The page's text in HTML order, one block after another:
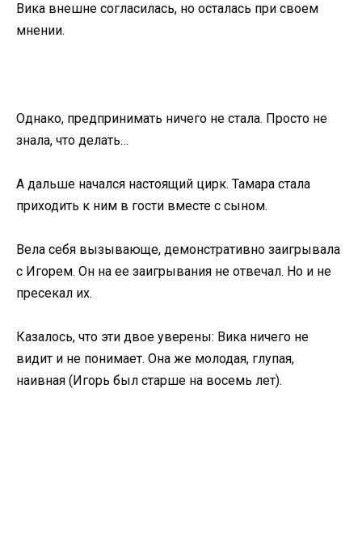
Вика внешне согласилась, но осталась при своем
мнении.
Однако, предпринимать ничего не стала. Просто не
знала, что делать…
А дальше начался настоящий цирк. Тамара стала
приходить к ним в гости вместе с сыном.
Вела себя вызывающе, демонстративно заигрывала
с Игорем. Он на ее заигрывания не отвечал. Но и не
пресекал их.
Казалось, что эти двое уверены: Вика ничего не
видит и не понимает. Она же молодая, глупая,
наивная (Игорь был старше на восемь лет).